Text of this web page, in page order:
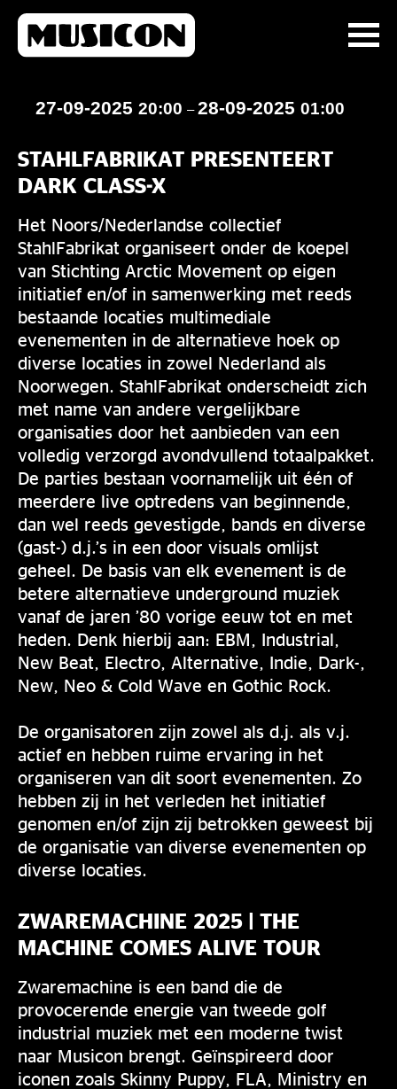
27-09-2025 20:00 –28-09-2025 01:00
STAHLFABRIKAT PRESENTEERT
DARK CLASS-X
Het Noors/Nederlandse collectief
StahlFabrikat organiseert onder de koepel
van Stichting Arctic Movement op eigen
initiatief en/of in samenwerking met reeds
bestaande locaties multimediale
evenementen in de alternatieve hoek op
diverse locaties in zowel Nederland als
Noorwegen. StahlFabrikat onderscheidt zich
met name van andere vergelijkbare
organisaties door het aanbieden van een
volledig verzorgd avondvullend totaalpakket.
De parties bestaan voornamelijk uit één of
meerdere live optredens van beginnende,
dan wel reeds gevestigde, bands en diverse
(gast-) d.j.’s in een door visuals omlijst
geheel. De basis van elk evenement is de
betere alternatieve underground muziek
vanaf de jaren ’80 vorige eeuw tot en met
heden. Denk hierbij aan: EBM, Industrial,
New Beat, Electro, Alternative, Indie, Dark-,
New, Neo & Cold Wave en Gothic Rock.
De organisatoren zijn zowel als d.j. als v.j.
actief en hebben ruime ervaring in het
organiseren van dit soort evenementen. Zo
hebben zij in het verleden het initiatief
genomen en/of zijn zij betrokken geweest bij
de organisatie van diverse evenementen op
diverse locaties.
ZWAREMACHINE 2025 | THE
MACHINE COMES ALIVE TOUR
Zwaremachine is een band die de
provocerende energie van tweede golf
industrial muziek met een moderne twist
naar Musicon brengt. Geïnspireerd door
iconen zoals Skinny Puppy, FLA, Ministry en